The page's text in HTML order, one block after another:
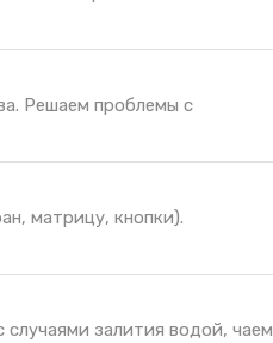
Решаем проблемы с
матрицу, кнопки).
залития водой, чаем